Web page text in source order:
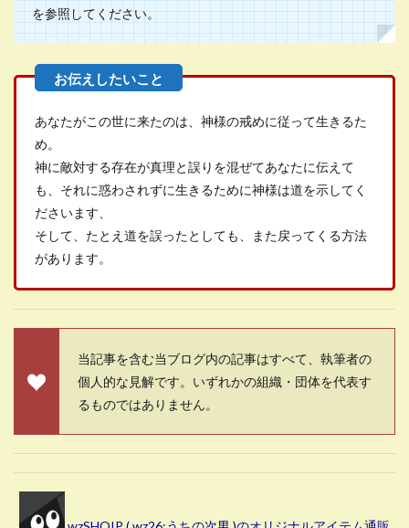
を参照してください。
あなたがこの世に来たのは、神様の戒めに従って生きるた
め。
神に敵対する存在が真理と誤りを混ぜてあなたに伝えて
も、それに惑わされずに生きるために神様は道を示してく
ださいます、
そして、たとえ道を誤ったとしても、また戻ってくる方法
があります。
当記事を含む当ブログ内の記事はすべて、執筆者の
個人的な見解です。いずれかの組織・団体を代表す
るものではありません。